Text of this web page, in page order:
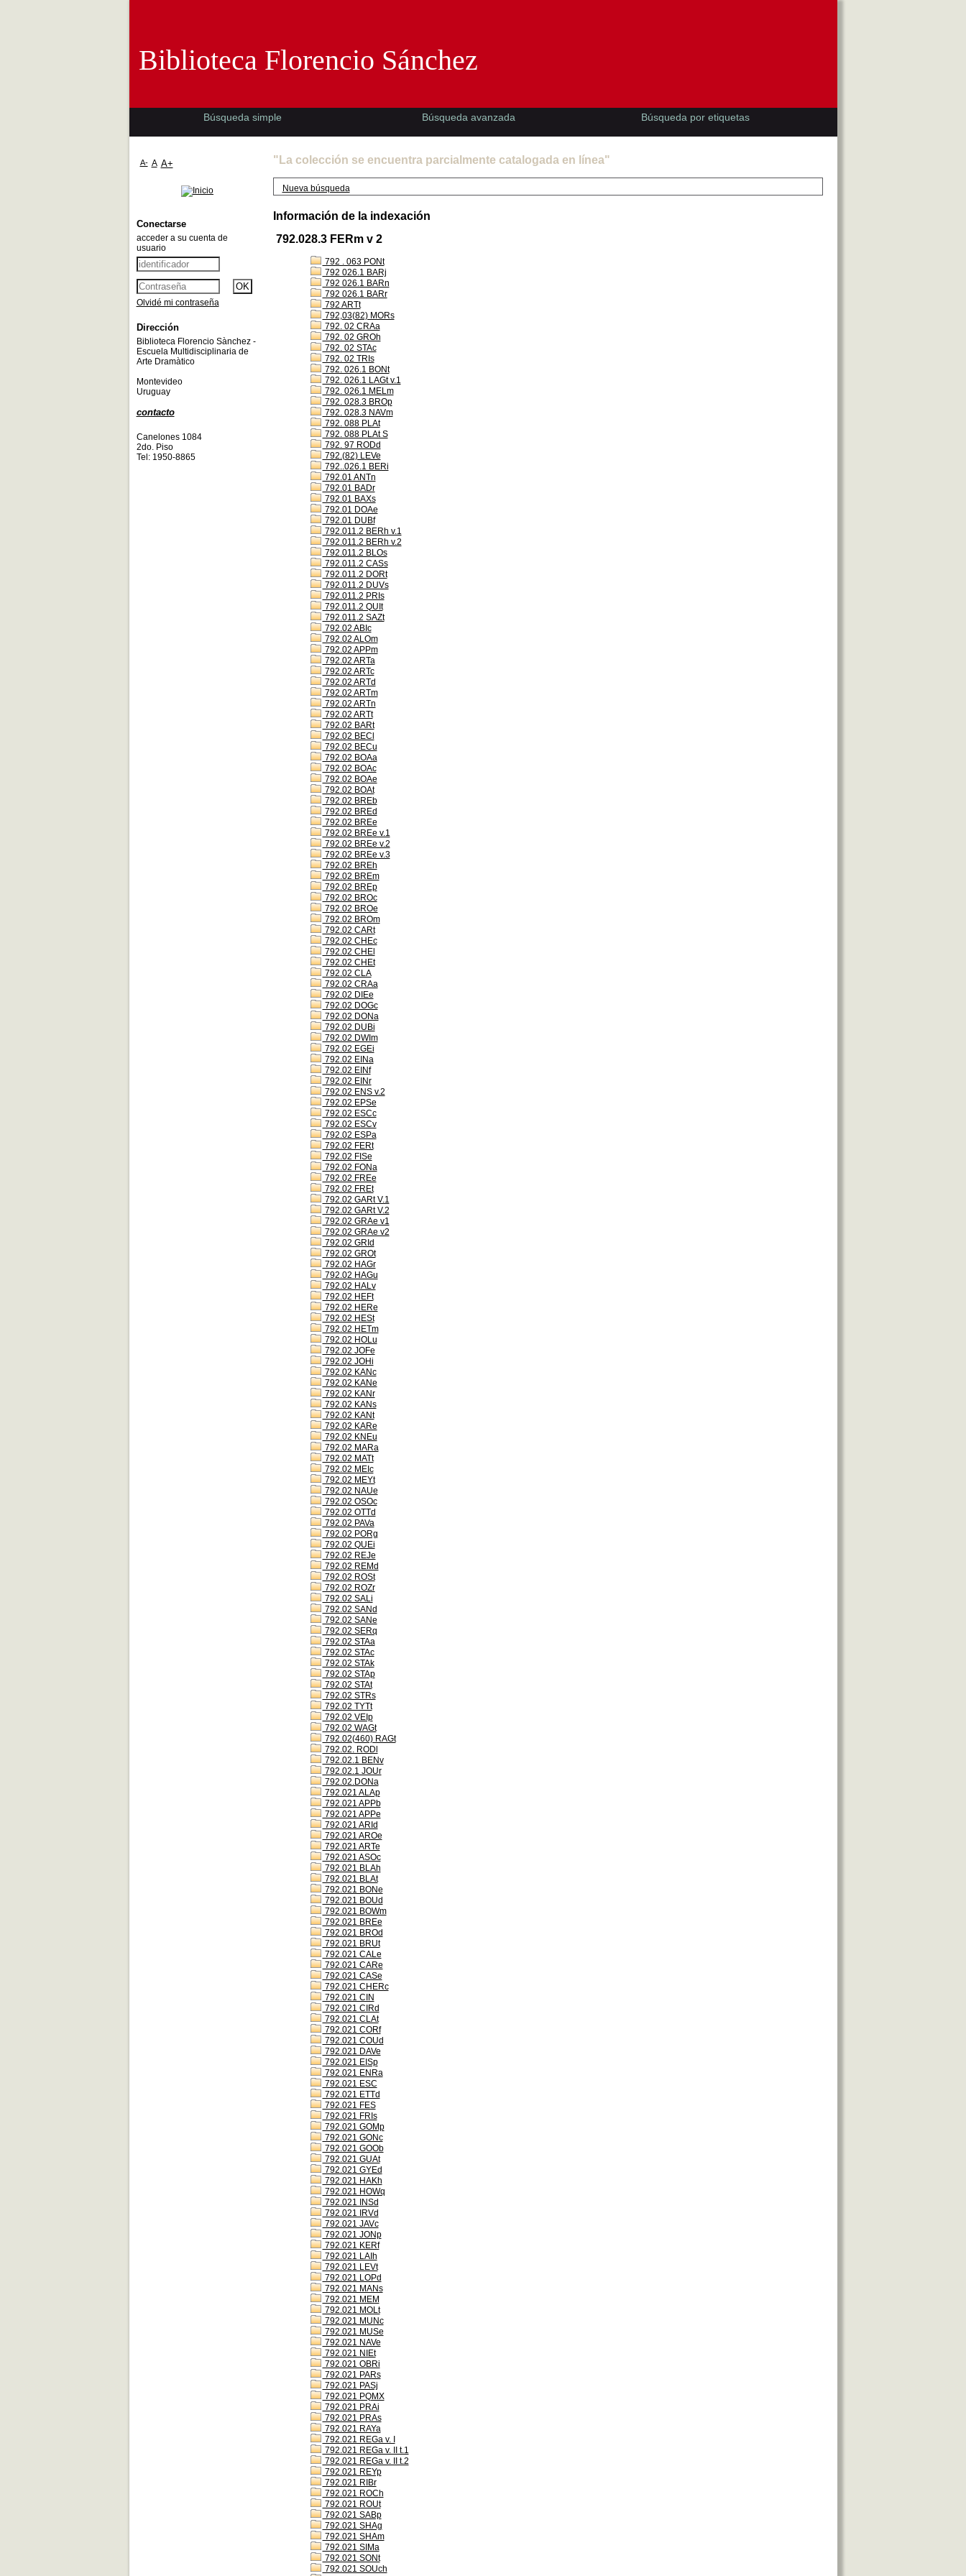
"La colección se encuentra parcialmente catalogada en línea"
Nueva búsqueda
Información de la indexación
792.028.3 FERm v 2
792 . 063 PONt
792 026.1 BARj
792 026.1 BARn
792 026.1 BARr
792 ARTt
792,03(82) MORs
792. 02 CRAa
792. 02 GROh
792. 02 STAc
792. 02 TRIs
792. 026.1 BONt
792. 026.1 LAGt v.1
792. 026.1 MELm
792. 028.3 BROp
792. 028.3 NAVm
792. 088 PLAt
792. 088 PLAt S
792. 97 RODd
792.(82) LEVe
792..026.1 BERi
792.01 ANTn
792.01 BADr
792.01 BAXs
792.01 DOAe
792.01 DUBf
792.011.2 BERh v.1
792.011.2 BERh v.2
792.011.2 BLOs
792.011.2 CASs
792.011.2 DORt
792.011.2 DUVs
792.011.2 PRIs
792.011.2 QUIt
792.011.2 SAZt
792.02 ABIc
792.02 ALOm
792.02 APPm
792.02 ARTa
792.02 ARTc
792.02 ARTd
792.02 ARTm
792.02 ARTn
792.02 ARTt
792.02 BARt
792.02 BECl
792.02 BECu
792.02 BOAa
792.02 BOAc
792.02 BOAe
792.02 BOAt
792.02 BREb
792.02 BREd
792.02 BREe
792.02 BREe v.1
792.02 BREe v.2
792.02 BREe v.3
792.02 BREh
792.02 BREm
792.02 BREp
792.02 BROc
792.02 BROe
792.02 BROm
792.02 CARt
792.02 CHEc
792.02 CHEl
792.02 CHEt
792.02 CLA
792.02 CRAa
792.02 DIEe
792.02 DOGc
792.02 DONa
792.02 DUBi
792.02 DWIm
792.02 EGEi
792.02 EINa
792.02 EINf
792.02 EINr
792.02 ENS v.2
792.02 EPSe
792.02 ESCc
792.02 ESCv
792.02 ESPa
792.02 FERt
792.02 FISe
792.02 FONa
792.02 FREe
792.02 FREt
792.02 GARt V.1
792.02 GARt V.2
792.02 GRAe v1
792.02 GRAe v2
792.02 GRId
792.02 GROt
792.02 HAGr
792.02 HAGu
792.02 HALv
792.02 HEFt
792.02 HERe
792.02 HESt
792.02 HETm
792.02 HOLu
792.02 JOFe
792.02 JOHi
792.02 KANc
792.02 KANe
792.02 KANr
792.02 KANs
792.02 KANt
792.02 KARe
792.02 KNEu
792.02 MARa
792.02 MATt
792.02 MEIc
792.02 MEYt
792.02 NAUe
792.02 OSOc
792.02 OTTd
792.02 PAVa
792.02 PORg
792.02 QUEi
792.02 REJe
792.02 REMd
792.02 ROSt
792.02 ROZr
792.02 SALi
792.02 SANd
792.02 SANe
792.02 SERq
792.02 STAa
792.02 STAc
792.02 STAk
792.02 STAp
792.02 STAt
792.02 STRs
792.02 TYTt
792.02 VEIp
792.02 WAGt
792.02(460) RAGt
792.02. RODl
792.02.1 BENv
792.02.1 JOUr
792.02.DONa
792.021 ALAp
792.021 APPb
792.021 APPe
792.021 ARId
792.021 AROe
792.021 ARTe
792.021 ASOc
792.021 BLAh
792.021 BLAt
792.021 BONe
792.021 BOUd
792.021 BOWm
792.021 BREe
792.021 BROd
792.021 BRUt
792.021 CALe
792.021 CARe
792.021 CASe
792.021 CHERc
792.021 CIN
792.021 CIRd
792.021 CLAt
792.021 CORf
792.021 COUd
792.021 DAVe
792.021 EISp
792.021 ENRa
792.021 ESC
792.021 ETTd
792.021 FES
792.021 FRIs
792.021 GOMp
792.021 GONc
792.021 GOOb
792.021 GUAt
792.021 GYEd
792.021 HAKh
792.021 HOWq
792.021 INSd
792.021 IRVd
792.021 JAVc
792.021 JONp
792.021 KERf
792.021 LAIh
792.021 LEVt
792.021 LOPd
792.021 MANs
792.021 MEM
792.021 MOLt
792.021 MUNc
792.021 MUSe
792.021 NAVe
792.021 NIEt
792.021 OBRi
792.021 PARs
792.021 PASj
792.021 PQMX
792.021 PRAi
792.021 PRAs
792.021 RAYa
792.021 REGa v. I
792.021 REGa v. II t.1
792.021 REGa v. II t.2
792.021 REYp
792.021 RIBr
792.021 ROCh
792.021 ROUt
792.021 SABp
792.021 SHAg
792.021 SHAm
792.021 SIMa
792.021 SONt
792.021 SOUch
Biblioteca Florencio Sánchez
Búsqueda simple Búsqueda avanzada Búsqueda por etiquetas
A- A A+
Conectarse
acceder a su cuenta de
usuario
Olvidé mi contraseña
Dirección
Biblioteca Florencio Sànchez -
Escuela Multidisciplinaria de
Arte Dramàtico
Montevideo
Uruguay
contacto
Canelones 1084
2do. Piso
Tel: 1950-8865